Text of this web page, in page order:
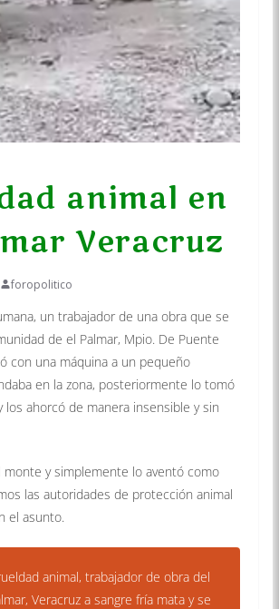
animal en
Veracruz
foropolitico
un trabajador de una obra que se
de el Palmar, Mpio. De Puente
con una máquina a un pequeño
en la zona, posteriormente lo tomó
los ahorcó de manera insensible y sin
monte y simplemente lo aventó como
las autoridades de protección animal
el asunto.
animal, trabajador de obra del
Veracruz a sangre fría mata y se